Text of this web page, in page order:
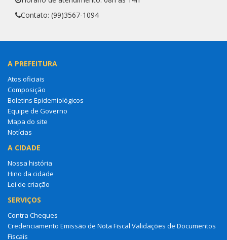
Contato: (99)3567-1094
A PREFEITURA
Atos oficiais
Composição
Boletins Epidemiológicos
Equipe de Governo
Mapa do site
Notícias
A CIDADE
Nossa história
Hino da cidade
Lei de criação
SERVIÇOS
Contra Cheques
Credenciamento Emissão de Nota Fiscal Validações de Documentos
Fiscais